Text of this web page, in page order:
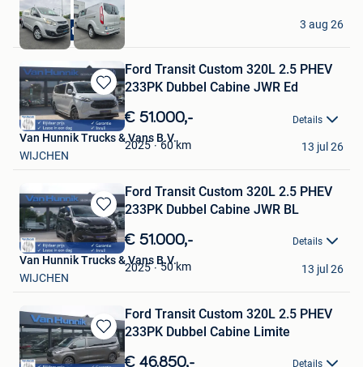
5Pl Lichtevracht
Dr Cars
Elverdinge
3 aug 26
Bewaren
in
Mijn
Favorieten
Ford Transit Custom 320L 2.5 PHEV
233PK Dubbel Cabine JWR Ed
€ 51.000,- Details
2025 60 km
Van Hunnik Trucks & Vans B.V.
WIJCHEN
13 jul 26
Bewaren
in
Mijn
Favorieten
Ford Transit Custom 320L 2.5 PHEV
233PK Dubbel Cabine JWR BL
€ 51.000,- Details
2025 50 km
Van Hunnik Trucks & Vans B.V.
WIJCHEN
13 jul 26
Bewaren
in
Ford Transit Custom 320L 2.5 PHEV
233PK Dubbel Cabine Limite
€ 46.850,- Details